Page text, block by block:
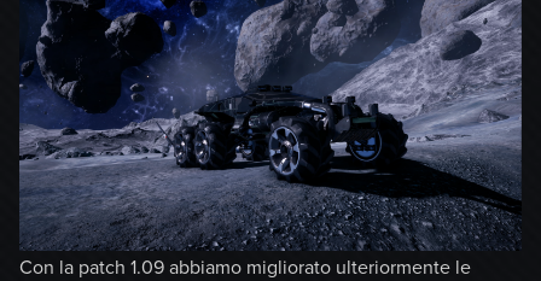
Con la patch 1.09 abbiamo migliorato ulteriormente le